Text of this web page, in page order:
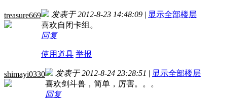
treasure669 发表于 2012-8-23 14:48:09 | 显示全部楼层
喜欢自闭卡组。
回复
使用道具 举报
shimayi0330 发表于 2012-8-24 23:28:51 | 显示全部楼层
喜欢剑斗兽，简单，厉害。。。
回复